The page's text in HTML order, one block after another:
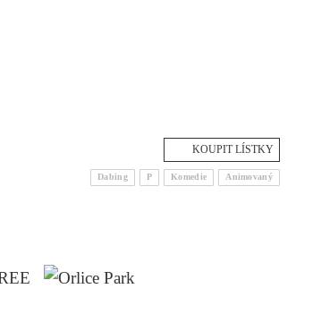
Dabing P Komedie Animovaný